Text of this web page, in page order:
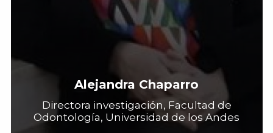
Alejandra Chaparro
Directora investigación, Facultad de
Odontología, Universidad de los Andes